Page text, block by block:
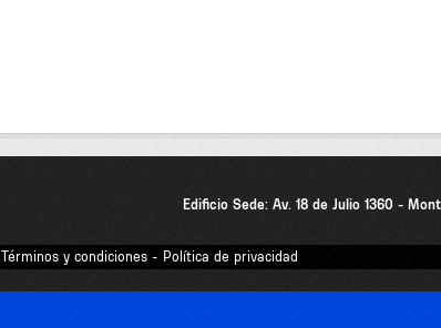
Edificio Sede: Av. 18 de Julio 1360 -
Términos y condiciones - Política de privacidad